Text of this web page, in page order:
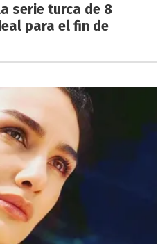
serie turca de 8
para el fin de